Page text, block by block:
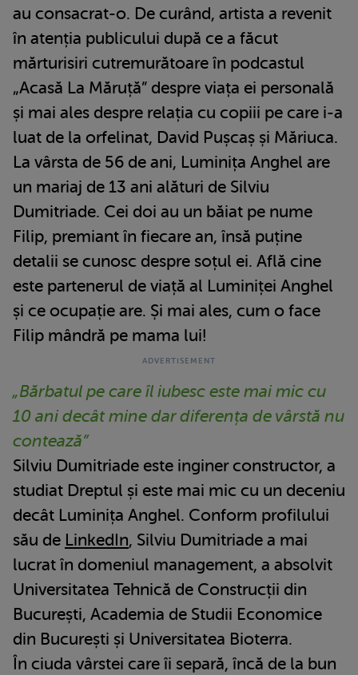
au consacrat-o. De curând, artista a revenit
în atenția publicului după ce a făcut
mărturisiri cutremurătoare în podcastul
„Acasă La Măruță” despre viața ei personală
și mai ales despre relația cu copiii pe care i-a
luat de la orfelinat, David Pușcaș și Măriuca.
La vârsta de 56 de ani, Luminița Anghel are
un mariaj de 13 ani alături de Silviu
Dumitriade. Cei doi au un băiat pe nume
Filip, premiant în fiecare an, însă puține
detalii se cunosc despre soțul ei. Află cine
este partenerul de viață al Luminiței Anghel
și ce ocupație are. Și mai ales, cum o face
Filip mândră pe mama lui!
„Bărbatul pe care îl iubesc este mai mic cu
10 ani decât mine dar diferența de vârstă nu
contează”
Silviu Dumitriade este inginer constructor, a
studiat Dreptul și este mai mic cu un deceniu
decât Luminița Anghel. Conform profilului
său de LinkedIn, Silviu Dumitriade a mai
lucrat în domeniul management, a absolvit
Universitatea Tehnică de Construcții din
București, Academia de Studii Economice
din București și Universitatea Bioterra.
În ciuda vârstei care îi separă, încă de la bun